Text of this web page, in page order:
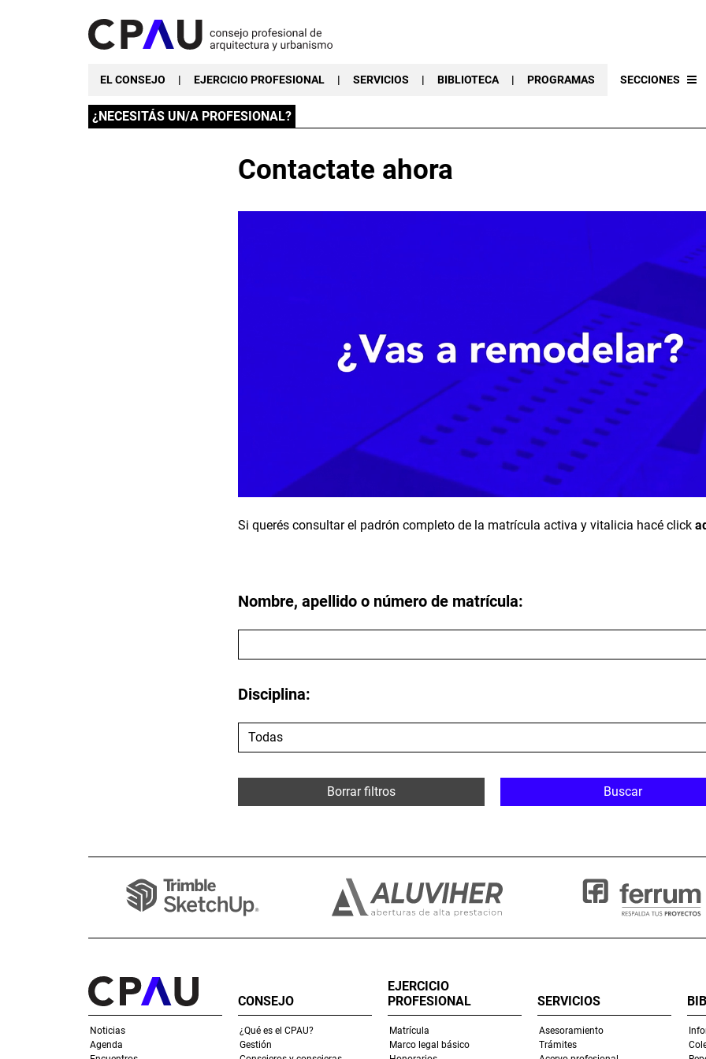
EL CONSEJO | EJERCICIO PROFESIONAL | SERVICIOS | BIBLIOTECA | PROGRAMAS SECCIONES
¿NECESITÁS UN/A PROFESIONAL?
Contactate ahora
Si querés consultar el padrón completo de la matrícula activa y vitalicia hacé click
Nombre, apellido o número de matrícula:
Disciplina:
Borrar filtros Buscar
Noticias
Agenda
CONSEJO
¿Qué es el CPAU?
Gestión
EJERCICIO
PROFESIONAL
Matrícula
Marco legal básico
SERVICIOS
Asesoramiento
Trámites